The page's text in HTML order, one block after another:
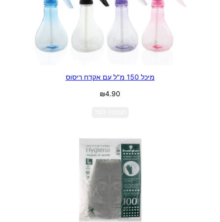
מיכל 150 מ"ל עם אקדח ריסוס
₪4.90